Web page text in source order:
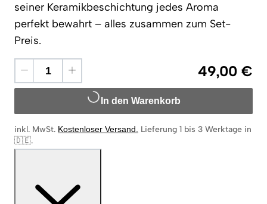
seiner Keramikbeschichtung jedes Aroma
perfekt bewahrt – alles zusammen zum Set-
Preis.
49,00 €
In den Warenkorb
inkl. MwSt. Kostenloser Versand. Lieferung 1 bis 3 Werktage in
🇩🇪.